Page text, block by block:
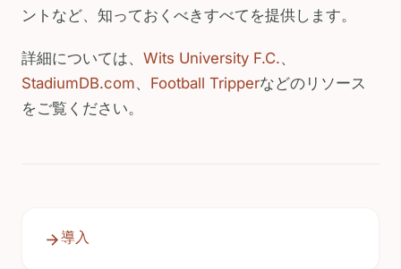
ントなど、知っておくべきすべてを提供します。
詳細については、 Wits University F.C.、
StadiumDB.com、 Football Tripperなどのリソース
をご覧ください。
導入